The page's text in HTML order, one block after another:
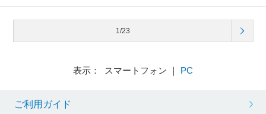
1/23
表示： スマートフォン ｜ PC
ご利用ガイド